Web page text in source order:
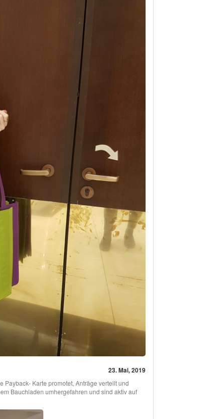
23. Mai, 2019
Karte promotet, Anträge verteilt und
Bauchladen umhergefahren und sind aktiv auf